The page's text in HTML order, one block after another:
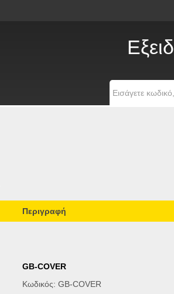
Περιγραφή
GB-COVER
Κωδικός: GB-COVER